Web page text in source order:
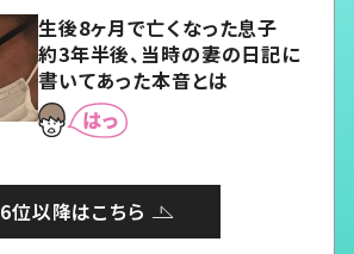
生後8ヶ月で亡くなった息子
約3年半後、当時の妻の日記に
書いてあった本音とは
6位以降はこちら